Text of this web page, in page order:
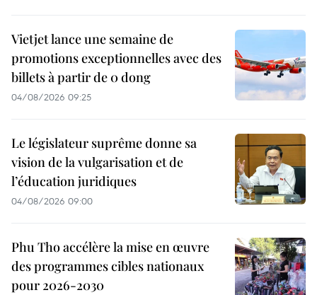
Vietjet lance une semaine de
promotions exceptionnelles avec des
billets à partir de 0 dong
04/08/2026 09:25
Le législateur suprême donne sa
vision de la vulgarisation et de
l’éducation juridiques
04/08/2026 09:00
Phu Tho accélère la mise en œuvre
des programmes cibles nationaux
pour 2026-2030